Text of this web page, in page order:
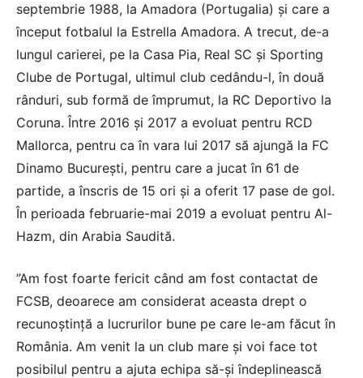
septembrie 1988, la Amadora (Portugalia) şi care a
început fotbalul la Estrella Amadora. A trecut, de-a
lungul carierei, pe la Casa Pia, Real SC şi Sporting
Clube de Portugal, ultimul club cedându-l, în două
rânduri, sub formă de împrumut, la RC Deportivo la
Coruna. Între 2016 şi 2017 a evoluat pentru RCD
Mallorca, pentru ca în vara lui 2017 să ajungă la FC
Dinamo Bucureşti, pentru care a jucat în 61 de
partide, a înscris de 15 ori şi a oferit 17 pase de gol.
În perioada februarie-mai 2019 a evoluat pentru Al-
Hazm, din Arabia Saudită.
”Am fost foarte fericit când am fost contactat de
FCSB, deoarece am considerat aceasta drept o
recunoştinţă a lucrurilor bune pe care le-am făcut în
România. Am venit la un club mare şi voi face tot
posibilul pentru a ajuta echipa să-şi îndeplinească